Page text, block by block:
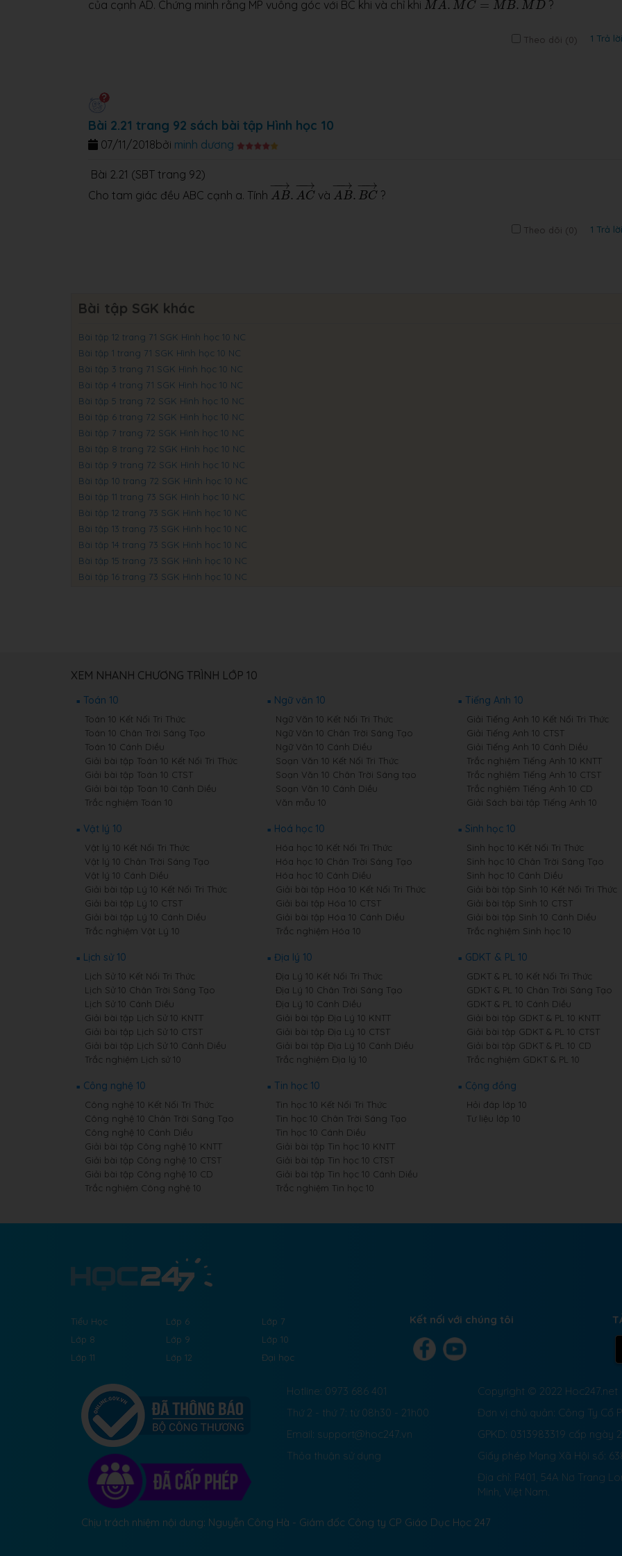
của cạnh AD. Chứng minh rằng MP vuông góc với BC khi và chỉ khi MA. M C = MB. M D ?
Theo dõi (0) 1 Trả lời
Bài 2.21 trang 92 sách bài tập Hình học 10
bởi minh dương
07/11/2018
Bài 2.21 (SBT trang 92)
Cho tam giác đều ABC cạnh a. Tính
−
−→
AB.
−
−→
AC
AB→.AC
và
−
−→
AB.
−
−→
BC
AB→.BC
?
Theo dõi (0) 1 Trả lời
Bài tập SGK khác
Bài tập 12 trang 71 SGK Hình học 10 NC
Bài tập 1 trang 71 SGK Hình học 10 NC
Bài tập 3 trang 71 SGK Hình học 10 NC
Bài tập 4 trang 71 SGK Hình học 10 NC
Bài tập 5 trang 72 SGK Hình học 10 NC
Bài tập 6 trang 72 SGK Hình học 10 NC
Bài tập 7 trang 72 SGK Hình học 10 NC
Bài tập 8 trang 72 SGK Hình học 10 NC
Bài tập 9 trang 72 SGK Hình học 10 NC
Bài tập 10 trang 72 SGK Hình học 10 NC
Bài tập 11 trang 73 SGK Hình học 10 NC
Bài tập 12 trang 73 SGK Hình học 10 NC
Bài tập 13 trang 73 SGK Hình học 10 NC
Bài tập 14 trang 73 SGK Hình học 10 NC
Bài tập 15 trang 73 SGK Hình học 10 NC
Bài tập 16 trang 73 SGK Hình học 10 NC
XEM NHANH CHƯƠNG TRÌNH LỚP 10
Toán 10
Toán 10 Kết Nối Tri Thức
Toán 10 Chân Trời Sáng Tạo
Toán 10 Cánh Diều
Giải bài tập Toán 10 Kết Nối Tri Thức
Giải bài tập Toán 10 CTST
Giải bài tập Toán 10 Cánh Diều
Trắc nghiệm Toán 10
Ngữ văn 10
Ngữ Văn 10 Kết Nối Tri Thức
Ngữ Văn 10 Chân Trời Sáng Tạo
Ngữ Văn 10 Cánh Diều
Soạn Văn 10 Kết Nối Tri Thức
Soạn Văn 10 Chân Trời Sáng tạo
Soạn Văn 10 Cánh Diều
Văn mẫu 10
Tiếng Anh 10
Giải Tiếng Anh 10 Kết Nối Tri Thức
Giải Tiếng Anh 10 CTST
Giải Tiếng Anh 10 Cánh Diều
Trắc nghiệm Tiếng Anh 10 KNTT
Trắc nghiệm Tiếng Anh 10 CTST
Trắc nghiệm Tiếng Anh 10 CD
Giải Sách bài tập Tiếng Anh 10
Vật lý 10
Vật lý 10 Kết Nối Tri Thức
Vật lý 10 Chân Trời Sáng Tạo
Vật lý 10 Cánh Diều
Giải bài tập Lý 10 Kết Nối Tri Thức
Giải bài tập Lý 10 CTST
Giải bài tập Lý 10 Cánh Diều
Trắc nghiệm Vật Lý 10
Hoá học 10
Hóa học 10 Kết Nối Tri Thức
Hóa học 10 Chân Trời Sáng Tạo
Hóa học 10 Cánh Diều
Giải bài tập Hóa 10 Kết Nối Tri Thức
Giải bài tập Hóa 10 CTST
Giải bài tập Hóa 10 Cánh Diều
Trắc nghiệm Hóa 10
Sinh học 10
Sinh học 10 Kết Nối Tri Thức
Sinh học 10 Chân Trời Sáng Tạo
Sinh học 10 Cánh Diều
Giải bài tập Sinh 10 Kết Nối Tri Thức
Giải bài tập Sinh 10 CTST
Giải bài tập Sinh 10 Cánh Diều
Trắc nghiệm Sinh học 10
Lịch sử 10
Lịch Sử 10 Kết Nối Tri Thức
Lịch Sử 10 Chân Trời Sáng Tạo
Lịch Sử 10 Cánh Diều
Giải bài tập Lịch Sử 10 KNTT
Giải bài tập Lịch Sử 10 CTST
Giải bài tập Lịch Sử 10 Cánh Diều
Trắc nghiệm Lịch sử 10
Địa lý 10
Địa Lý 10 Kết Nối Tri Thức
Địa Lý 10 Chân Trời Sáng Tạo
Địa Lý 10 Cánh Diều
Giải bài tập Địa Lý 10 KNTT
Giải bài tập Địa Lý 10 CTST
Giải bài tập Địa Lý 10 Cánh Diều
Trắc nghiệm Địa lý 10
GDKT & PL 10
GDKT & PL 10 Kết Nối Tri Thức
GDKT & PL 10 Chân Trời Sáng Tạo
GDKT & PL 10 Cánh Diều
Giải bài tập GDKT & PL 10 KNTT
Giải bài tập GDKT & PL 10 CTST
Giải bài tập GDKT & PL 10 CD
Trắc nghiệm GDKT & PL 10
Công nghệ 10
Công nghệ 10 Kết Nối Tri Thức
Công nghệ 10 Chân Trời Sáng Tạo
Công nghệ 10 Cánh Diều
Giải bài tập Công nghệ 10 KNTT
Giải bài tập Công nghệ 10 CTST
Giải bài tập Công nghệ 10 CD
Trắc nghiệm Công nghệ 10
Tin học 10
Tin học 10 Kết Nối Tri Thức
Tin học 10 Chân Trời Sáng Tạo
Tin học 10 Cánh Diều
Giải bài tập Tin học 10 KNTT
Giải bài tập Tin học 10 CTST
Giải bài tập Tin học 10 Cánh Diều
Trắc nghiệm Tin học 10
Cộng đồng
Hỏi đáp lớp 10
Tư liệu lớp 10
Tiểu Học Lớp 6
Lớp 7
Lớp 8
Lớp 9
Lớp 10
Lớp 11
Lớp 12 Đại học
Kết nối với chúng tôi
Hotline: 0973 686 401
Thứ 2 - thứ 7: từ 08h30 - 21h00
Email: support@hoc247.vn
Thỏa thuận sử dụng
Copyright © 2022 Hoc247.net
Đơn vị chủ quản: Công Ty Cổ
GPKD: 0313983319 cấp ngày
Giấy phép Mạng Xã Hội số:
Địa chỉ: P401, 54A Nơ Trang
Minh, Việt Nam.
Chịu trách nhiệm nội dung: Nguyễn Công Hà - Giám đốc Công ty CP Giáo Dục Học 247